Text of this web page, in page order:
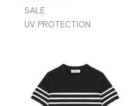
SALE
UV PROTECTION